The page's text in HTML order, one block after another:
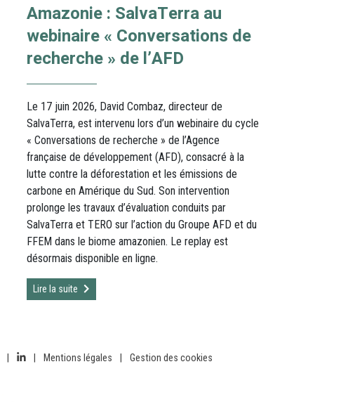
Amazonie : SalvaTerra au
webinaire « Conversations de
recherche » de l’AFD
Le 17 juin 2026, David Combaz, directeur de
SalvaTerra, est intervenu lors d’un webinaire du cycle
« Conversations de recherche » de l’Agence
française de développement (AFD), consacré à la
lutte contre la déforestation et les émissions de
carbone en Amérique du Sud. Son intervention
prolonge les travaux d’évaluation conduits par
SalvaTerra et TERO sur l’action du Groupe AFD et du
FFEM dans le biome amazonien. Le replay est
désormais disponible en ligne.
Lire la suite
Mentions légales Gestion des cookies